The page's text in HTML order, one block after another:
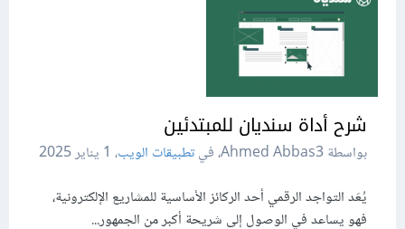
شرح أداة سنديان للمبتدئين
بواسطة Ahmed Abbas3، في تطبيقات الويب، 1 يناير 2025
يُعَد التواجد الرقمي أحد الركائز الأساسية للمشاريع الإلكترونية،
فهو يساعد في الوصول إلى شريحة أكبر من الجمهور...